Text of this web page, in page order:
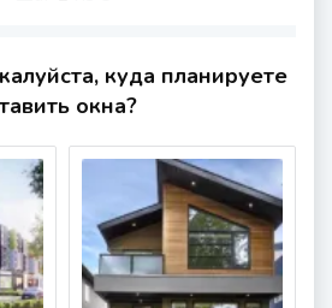
куда планируете
окна?